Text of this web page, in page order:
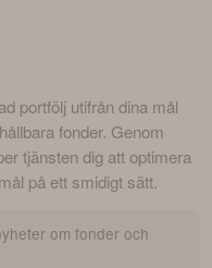
portfölj utifrån dina mål
fonder. Genom
tjänsten dig att optimera
på ett smidigt sätt.
om fonder och